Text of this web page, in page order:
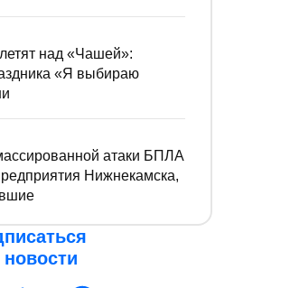
над «Чашей»:
«Я выбираю
атаки БПЛА
Нижнекамска,
новости